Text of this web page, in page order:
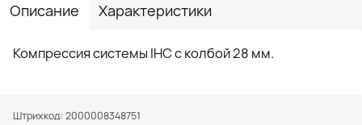
Описание Характеристики
Компрессия системы IHC c колбой 28 мм.
Штрихкод: 2000008348751